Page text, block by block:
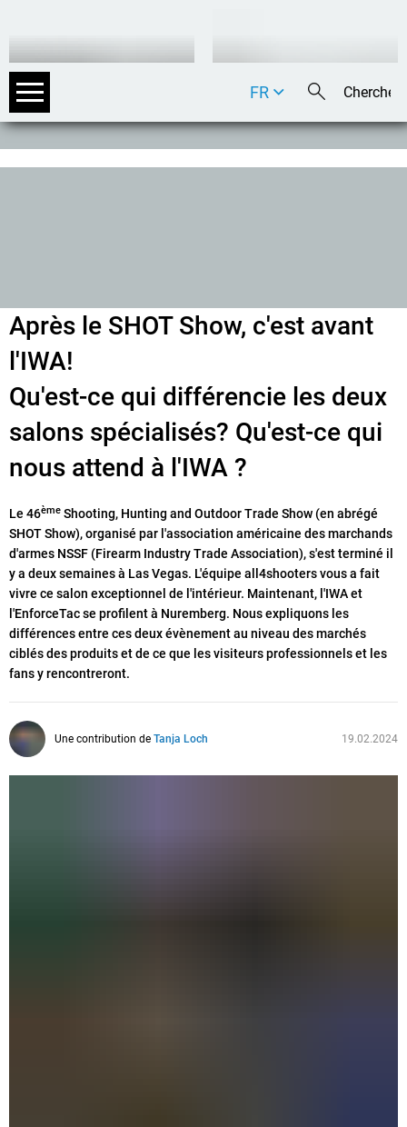
DE
FR
IT
Après le SHOT Show, c'est avant
l'IWA!
Qu'est-ce qui différencie les deux
salons spécialisés? Qu'est-ce qui
nous attend à l'IWA ?
Le 46ème Shooting, Hunting and Outdoor Trade Show (en abrégé
SHOT Show), organisé par l'association américaine des marchands
d'armes NSSF (Firearm Industry Trade Association), s'est terminé il
y a deux semaines à Las Vegas. L'équipe all4shooters vous a fait
vivre ce salon exceptionnel de l'intérieur. Maintenant, l'IWA et
l'EnforceTac se profilent à Nuremberg. Nous expliquons les
différences entre ces deux évènement au niveau des marchés
ciblés des produits et de ce que les visiteurs professionnels et les
fans y rencontreront.
Une contribution de Tanja Loch 19.02.2024